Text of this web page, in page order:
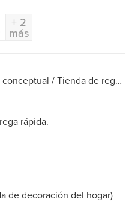
+ 2
más
(Tienda conceptual / Tienda de regalos)
rápida.
de decoración del hogar)